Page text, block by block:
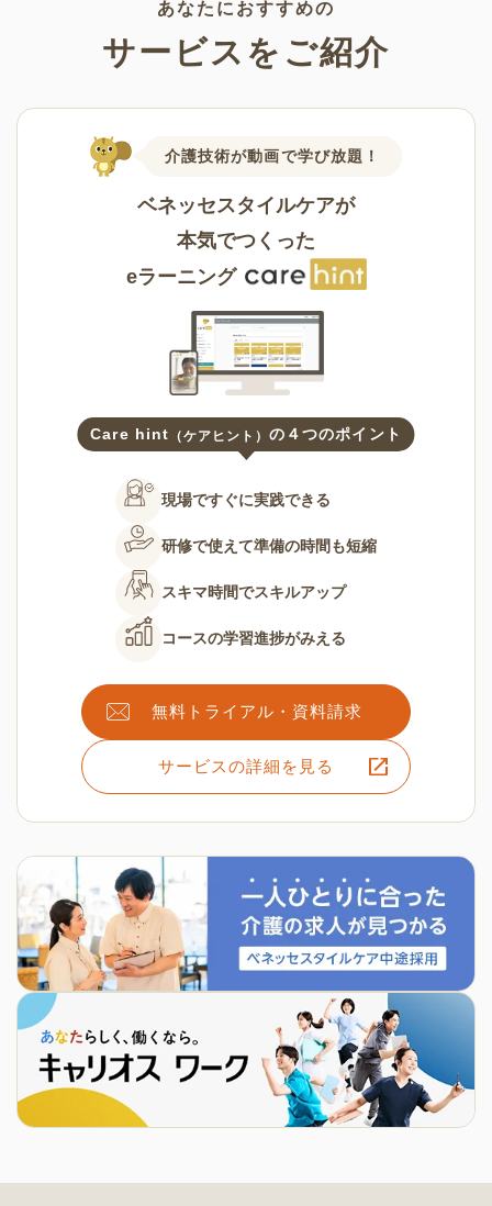
あなたにおすすめの
サービスをご紹介
介護技術が動画で学び放題！
ベネッセスタイルケアが
本気でつくった
eラーニング
Care hint （ケアヒント）の４つのポイント
現場ですぐに実践できる
研修で使えて準備の時間も短縮
スキマ時間でスキルアップ
コースの学習進捗がみえる
無料トライアル・資料請求
サービスの詳細を見る